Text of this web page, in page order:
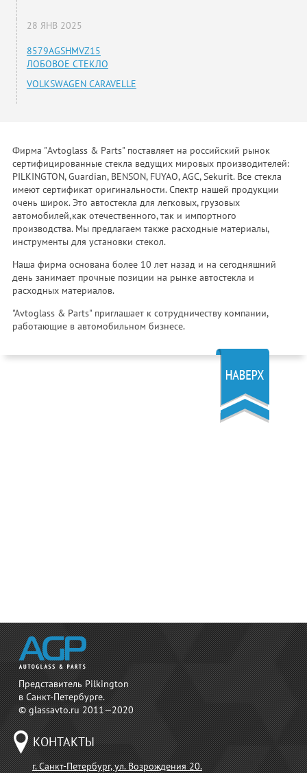
28 ЯНВ 2025
8579AGSHMVZ15
ЛОБОВОЕ СТЕКЛО
VOLKSWAGEN CARAVELLE
Фирма "Avtoglass & Parts" поставляет на российский рынок
сертифицированные стекла ведущих мировых производителей:
PILKINGTON, Guardian, BENSON, FUYAO, AGC, Sekurit. Все стекла
имеют сертификат оригинальности. Спектр нашей продукции
очень широк. Это автостекла для легковых, грузовых
автомобилей,как отечественного, так и импортного
производства. Мы предлагаем также расходные материалы,
инструменты для установки стекол.
Наша фирма основана более 10 лет назад и на сегодняшний
день занимает прочные позиции на рынке автостекла и
расходных материалов.
"Avtoglass & Parts" приглашает к сотрудничеству компании,
работающие в автомобильном бизнесе.
Представитель Pilkington
в Санкт-Петербурге.
© glassavto.ru 2011—2020
КОНТАКТЫ
г. Санкт-Петербург, ул. Возрождения 20.